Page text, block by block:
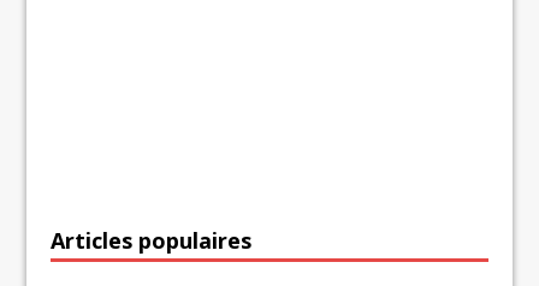
Articles populaires